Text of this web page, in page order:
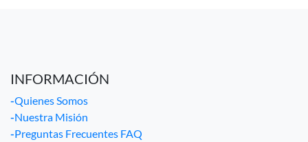
INFORMACIÓN
-Quienes Somos
-Nuestra Misión
-Preguntas Frecuentes FAQ